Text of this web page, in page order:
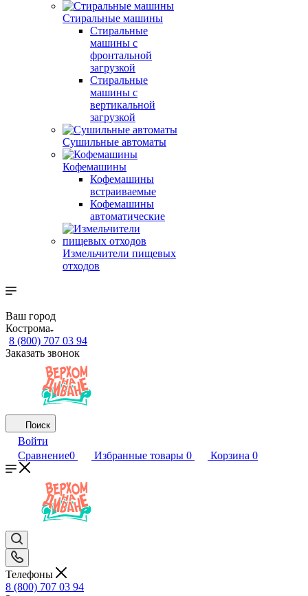
Стиральные машины
Стиральные
машины с
фронтальной
загрузкой
Стиральные
машины с
вертикальной
загрузкой
Сушильные автоматы
Кофемашины
Кофемашины
встраиваемые
Кофемашины
автоматические
Измельчители пищевых
отходов
Ваш город
Кострома
8 (800) 707 03 94
Заказать звонок
Поиск
Войти
Сравнение0 Избранные товары 0 Корзина 0
Телефоны
8 (800) 707 03 94